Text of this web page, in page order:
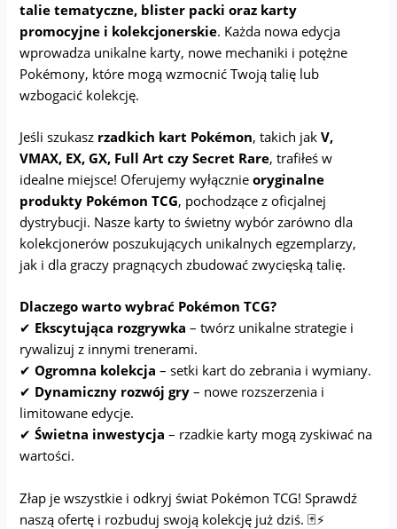
talie tematyczne, blister packi oraz karty
promocyjne i kolekcjonerskie. Każda nowa edycja
wprowadza unikalne karty, nowe mechaniki i potężne
Pokémony, które mogą wzmocnić Twoją talię lub
wzbogacić kolekcję.
Jeśli szukasz rzadkich kart Pokémon, takich jakV,
VMAX, EX, GX, Full Art czy Secret Rare, trafiłeś w
idealne miejsce! Oferujemy wyłącznieoryginalne
produkty Pokémon TCG, pochodzące z oficjalnej
dystrybucji. Nasze karty to świetny wybór zarówno dla
kolekcjonerów poszukujących unikalnych egzemplarzy,
jak i dla graczy pragnących zbudować zwycięską talię.
Dlaczego warto wybrać Pokémon TCG?
✔ Ekscytująca rozgrywka – twórz unikalne strategie i
rywalizuj z innymi trenerami.
✔Ogromna kolekcja – setki kart do zebrania i wymiany.
✔ Dynamiczny rozwój gry – nowe rozszerzenia i
limitowane edycje.
✔Świetna inwestycja – rzadkie karty mogą zyskiwać na
wartości.
Złap je wszystkie i odkryj świat Pokémon TCG! Sprawdź
naszą ofertę i rozbuduj swoją kolekcję już dziś. 🃏⚡